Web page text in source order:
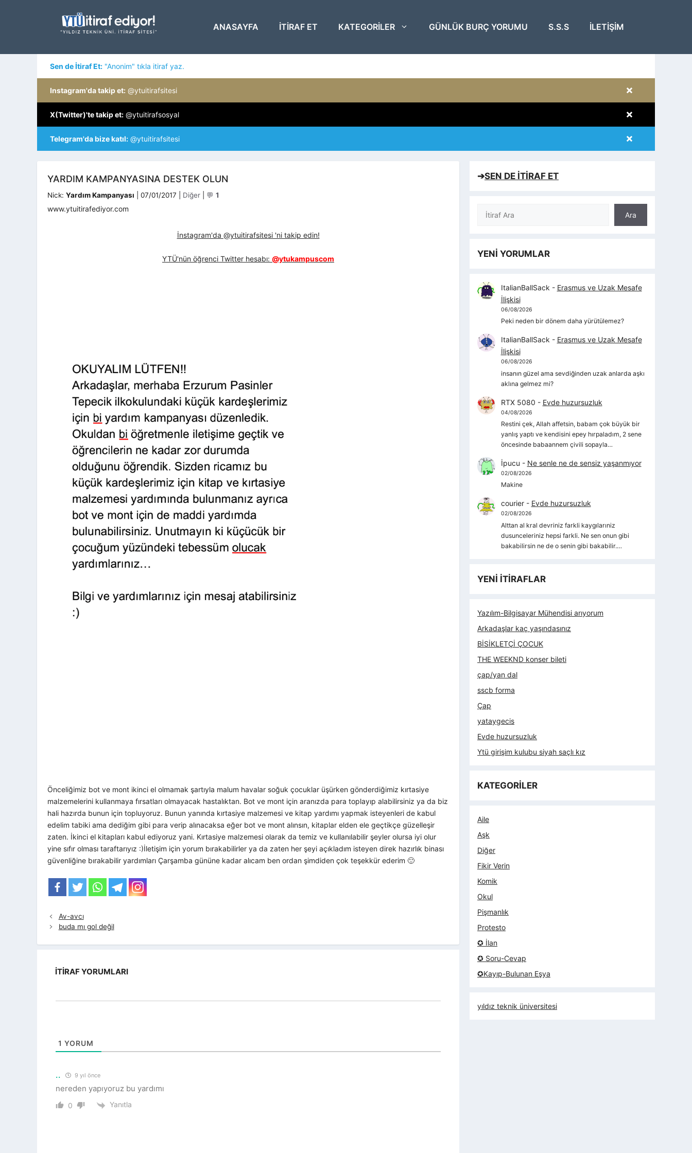
ANASAYFA ITIRAF ET KATEGORILER GÜNLÜK BURÇ YORUMU S.S.S İLETIŞIM
Sen de İtiraf Et: "Anonim" tıkla itiraf yaz.
×
Instagram'da takip et: @ytuitirafsitesi
×
X(Twitter)'te takip et: @ytuitirafsosyal
×
Telegram'da bize katıl: @ytuitirafsitesi
YARDIM KAMPANYASINA DESTEK OLUN
Nick: Yardım Kampanyası 07/01/2017 Kategoriler
Diğer 💬 1
www.ytuitirafediyor.com
İnstagram'da @ytuitirafsitesi 'ni takip edin!
YTÜ'nün öğrenci Twitter hesabı: @ytukampuscom
Önceliğimiz bot ve mont ikinci el olmamak şartıyla malum havalar soğuk çocuklar üşürken gönderdiğimiz kırtasiye
malzemelerini kullanmaya fırsatları olmayacak hastalıktan. Bot ve mont için aranızda para toplayıp alabilirsiniz ya da biz
hali hazırda bunun için topluyoruz. Bunun yanında kırtasiye malzemesi ve kitap yardımı yapmak isteyenleri de kabul
edelim tabiki ama dediğim gibi para verip alınacaksa eğer bot ve mont alınsın, kitaplar elden ele geçtikçe güzelleşir
zaten. İkinci el kitapları kabul ediyoruz yani. Kırtasiye malzemesi olarak da temiz ve kullanılabilir şeyler olursa iyi olur
yine sıfır olması taraftarıyız :)İletişim için yorum bırakabilirler ya da zaten her şeyi açıkladım isteyen direk hazırlık binası
güvenliğine bırakabilir yardımları Çarşamba gününe kadar alıcam ben ordan şimdiden çok teşekkür ederim 🙂
Av-avcı
buda mı gol değil
İTIRAF YORUMLARI
1 YORUM
.. 9 yıl önce
nereden yapıyoruz bu yardımı
0 Yanıtla
➔SEN DE İTİRAF ET
Ara
Ara
YENİ YORUMLAR
ItalianBallSack - Erasmus ve Uzak Mesafe
İlişkisi
06/08/2026
Peki neden bir dönem daha yürütülemez?
ItalianBallSack - Erasmus ve Uzak Mesafe
İlişkisi
06/08/2026
insanın güzel ama sevdiğinden uzak anlarda aşkı
aklına gelmez mi?
RTX 5080 - Evde huzursuzluk
04/08/2026
Restini çek, Allah affetsin, babam çok büyük bir
yanlış yaptı ve kendisini epey hırpaladım, 2 sene
öncesinde babaannem çivili sopayla…
İpucu - Ne senle ne de sensiz yaşanmıyor
02/08/2026
Makine
courier- Evde huzursuzluk
02/08/2026
Alttan al kral devriniz farkli kaygılarıniz
dusunceleriniz hepsi farkli. Ne sen onun gibi
bakabilirsin ne de o senin gibi bakabilir.…
YENİ İTİRAFLAR
Yazılım-Bilgisayar Mühendisi arıyorum
Arkadaşlar kaç yaşındasınız
BİSİKLETÇİ ÇOCUK
THE WEEKND konser bileti
çap/yan dal
sscb forma
Çap
yataygecis
Evde huzursuzluk
Ytü girişim kulubu siyah saçlı kız
KATEGORİLER
Aile
Aşk
Diğer
Fikir Verin
Komik
Okul
Pişmanlık
Protesto
✪ İlan
✪ Soru-Cevap
✪Kayıp-Bulunan Eşya
yıldız teknik üniversitesi